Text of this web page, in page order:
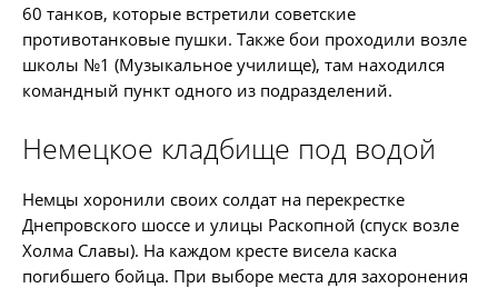
60 танков, которые встретили советские
противотанковые пушки. Также бои проходили возле
школы №1 (Музыкальное училище), там находился
командный пункт одного из подразделений.
Немецкое кладбище под водой
Немцы хоронили своих солдат на перекрестке
Днепровского шоссе и улицы Раскопной (спуск возле
Холма Славы). На каждом кресте висела каска
погибшего бойца. При выборе места для захоронения